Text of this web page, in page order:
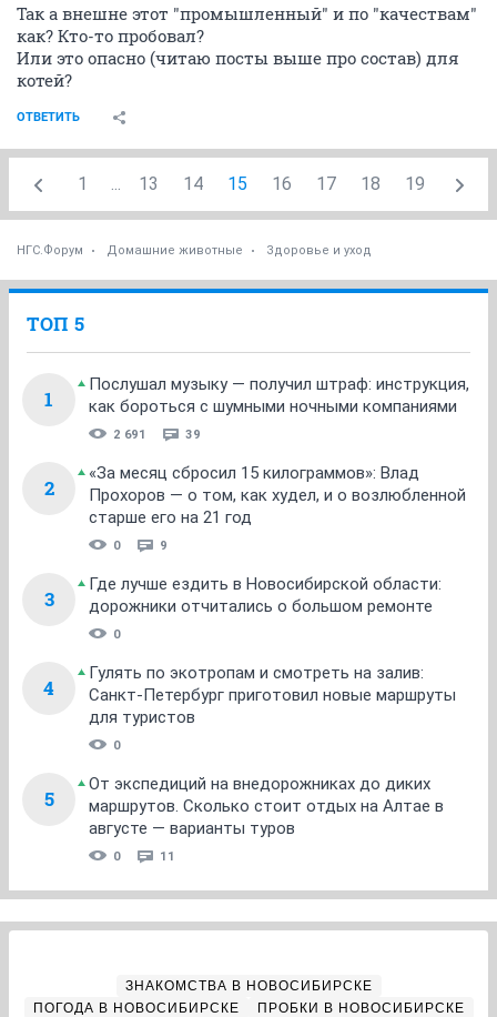
Так а внешне этот "промышленный" и по "качествам"
как? Кто-то пробовал?
Или это опасно (читаю посты выше про состав) для
котей?
ОТВЕТИТЬ
1 ... 13 14 15 16 17 18 19
НГС.Форум Домашние животные Здоровье и уход
ТОП 5
1
Послушал музыку — получил штраф: инструкция,
как бороться с шумными ночными компаниями
2 691 39
2
«За месяц сбросил 15 килограммов»: Влад
Прохоров — о том, как худел, и о возлюбленной
старше его на 21 год
0 9
3
Где лучше ездить в Новосибирской области:
дорожники отчитались о большом ремонте
0
4
Гулять по экотропам и смотреть на залив:
Санкт-Петербург приготовил новые маршруты
для туристов
0
5
От экспедиций на внедорожниках до диких
маршрутов. Сколько стоит отдых на Алтае в
августе — варианты туров
0 11
ЗНАКОМСТВА В НОВОСИБИРСКЕ
ПОГОДА В НОВОСИБИРСКЕ
ПРОБКИ В НОВОСИБИРСКЕ